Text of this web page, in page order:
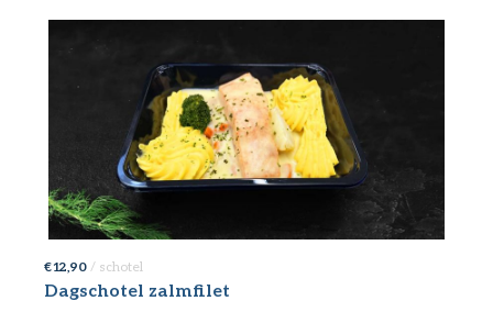
€ 12,90 / schotel
Dagschotel zalmfilet